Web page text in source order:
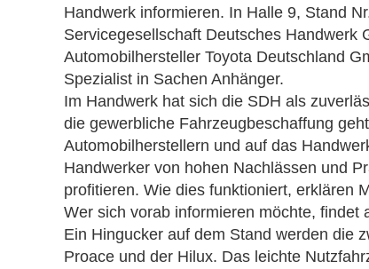
Handwerk informieren. In Halle 9, Stand
Servicegesellschaft Deutsches Handwerk
Automobilhersteller Toyota Deutschland
Spezialist in Sachen Anhänger.
Im Handwerk hat sich die SDH als
die gewerbliche Fahrzeugbeschaffung
Automobilherstellern und auf das
Handwerker von hohen Nachlässen und
profitieren. Wie dies funktioniert, erklären
Wer sich vorab informieren möchte, findet
Ein Hingucker auf dem Stand werden die
Proace und der Hilux. Das leichte